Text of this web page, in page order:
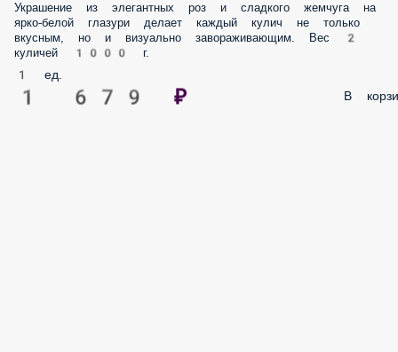
Украшение из элегантных роз и сладкого жемчуга на
ярко-белой глазури делает каждый кулич не только
вкусным, но и визуально завораживающим. Вес 2
куличей 1000 г.
1 ед.
1 679 ₽ В